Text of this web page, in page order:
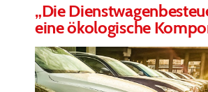
„Die
eine ökologische